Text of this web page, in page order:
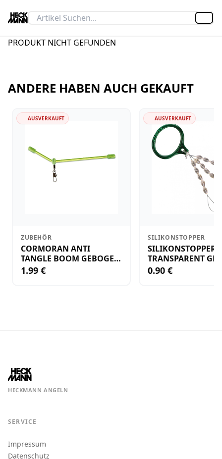
PRODUKT NICHT GEFUNDEN
ANDERE HABEN AUCH GEKAUFT
AUSVERKAUFT
ZUBEHÖR
CORMORAN ANTI
TANGLE BOOM GEBOGEN
12CM M.WIRBEL(PLASTIK)
1.99 €
AUSVERKAUFT
SILIKONSTOPPER
SILIKONSTOPPER
TRANSPARENT
KLEIN
0.90 €
HECKMANN ANGELN
SERVICE
Impressum
Datenschutz